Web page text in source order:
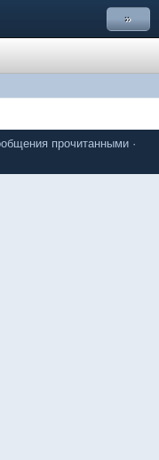
»
прочитанными ·